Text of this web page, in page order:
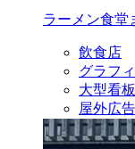
ラーメン食堂
飲食店
グラフ
大型看板
屋外広